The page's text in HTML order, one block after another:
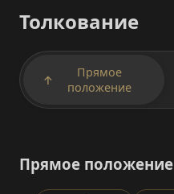
Толкование
↑
Прямое
положение
Прямое положение